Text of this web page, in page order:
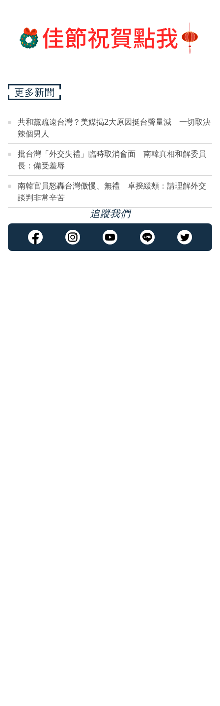
更多新聞
共和黨疏遠台灣？美媒揭2大原因挺台聲量減 一切取決
辣個男人
批台灣「外交失禮」臨時取消會面 南韓真相和解委員
長：備受羞辱
南韓官員怒轟台灣傲慢、無禮 卓揆緩頰：請理解外交
談判非常辛苦
追蹤我們